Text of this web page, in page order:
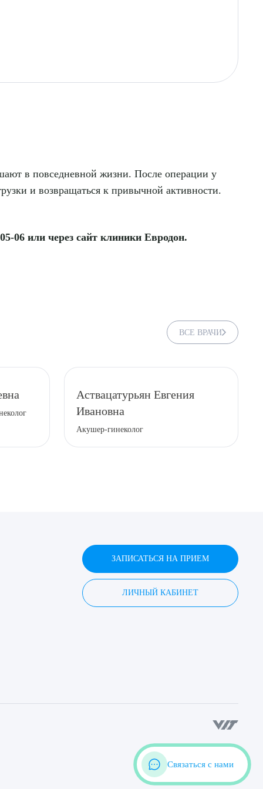
в повседневной жизни. После операции у
и возвращаться к привычной активности.
06 или через сайт клиники Евродон.
ВСЕ ВРАЧИ
Аствацатурьян Евгения
Ивановна
Акушер-гинеколог
ЗАПИСАТЬСЯ НА ПРИЕМ
ЛИЧНЫЙ КАБИНЕТ
Связаться с нами